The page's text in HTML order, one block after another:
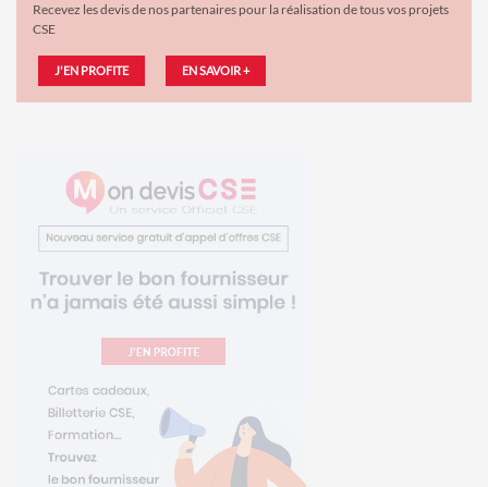
Recevez les devis de nos partenaires pour la réalisation de tous vos projets
CSE
J'EN PROFITE EN SAVOIR +